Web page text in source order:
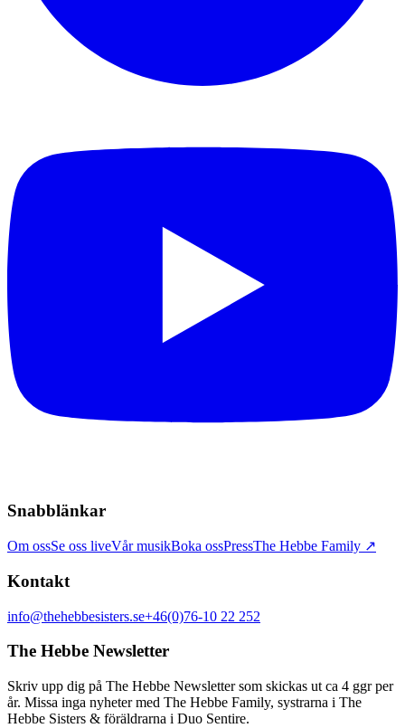
Snabblänkar
Om ossSe oss liveVår musikBoka ossPressThe Hebbe Family ↗
Kontakt
info@thehebbesisters.se+46(0)76-10 22 252
The Hebbe Newsletter
Skriv upp dig på The Hebbe Newsletter som skickas ut ca 4 ggr per
år. Missa inga nyheter med The Hebbe Family, systrarna i The
Hebbe Sisters & föräldrarna i Duo Sentire.